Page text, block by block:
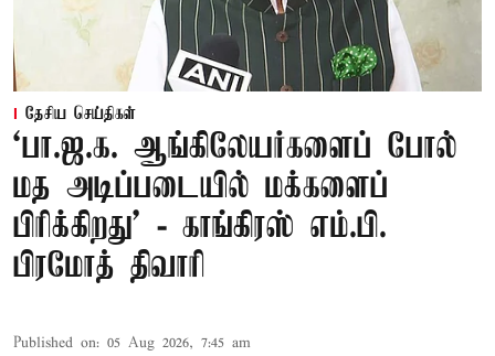
தேசிய செய்திகள்
‘பா.ஜ.க. ஆங்கிலேயர்களைப் போல்
மத அடிப்படையில் மக்களைப்
பிரிக்கிறது’ - காங்கிரஸ் எம்.பி.
பிரமோத் திவாரி
Published on: 05 Aug 2026, 7:45 am